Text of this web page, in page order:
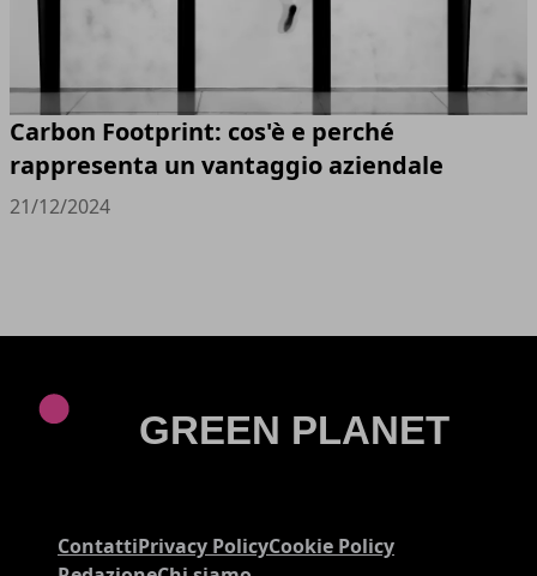
Carbon Footprint: cos'è e perché
rappresenta un vantaggio aziendale
21/12/2024
ContattiPrivacy PolicyCookie Policy